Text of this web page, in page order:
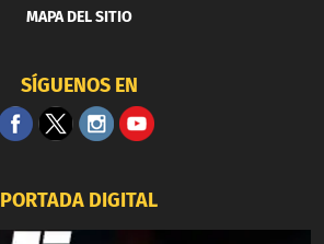
MAPA DEL SITIO
SÍGUENOS EN
PORTADA DIGITAL